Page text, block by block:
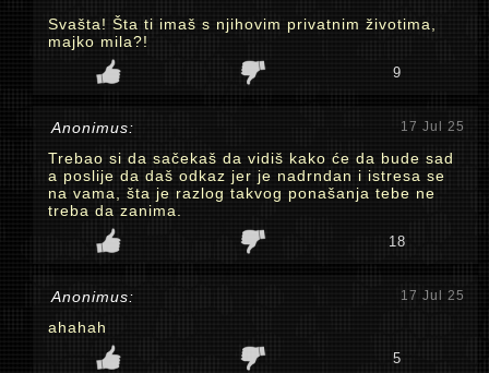
Svašta! Šta ti imaš s njihovim privatnim životima,
majko mila?!
9
Anonimus: 17 Jul 25
Trebao si da sačekaš da vidiš kako će da bude sad
a poslije da daš odkaz jer je nadrndan i istresa se
na vama, šta je razlog takvog ponašanja tebe ne
treba da zanima.
18
Anonimus: 17 Jul 25
ahahah
5